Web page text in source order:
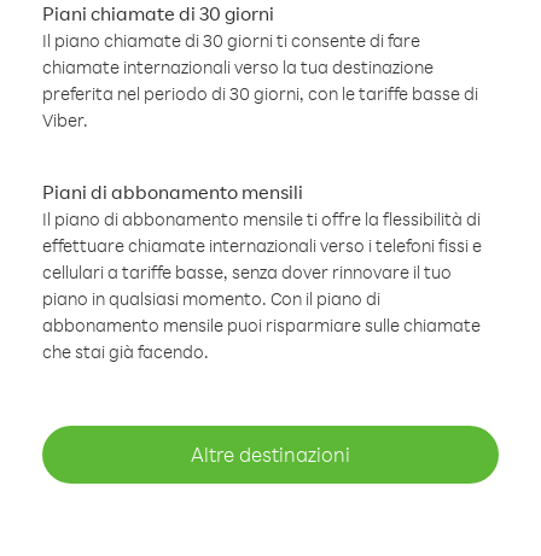
Piani chiamate di 30 giorni
Il piano chiamate di 30 giorni ti consente di fare
chiamate internazionali verso la tua destinazione
preferita nel periodo di 30 giorni, con le tariffe basse di
Viber.
Piani di abbonamento mensili
Il piano di abbonamento mensile ti offre la flessibilità di
effettuare chiamate internazionali verso i telefoni fissi e
cellulari a tariffe basse, senza dover rinnovare il tuo
piano in qualsiasi momento. Con il piano di
abbonamento mensile puoi risparmiare sulle chiamate
che stai già facendo.
Altre destinazioni